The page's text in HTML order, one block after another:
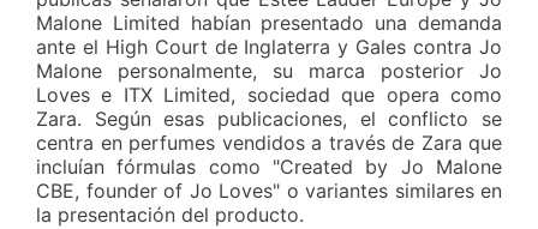
Malone Limited habían presentado una demanda
ante el High Court de Inglaterra y Gales contra Jo
Malone personalmente, su marca posterior Jo
Loves e ITX Limited, sociedad que opera como
Zara. Según esas publicaciones, el conflicto se
centra en perfumes vendidos a través de Zara que
incluían fórmulas como "Created by Jo Malone
CBE, founder of Jo Loves" o variantes similares en
la presentación del producto.